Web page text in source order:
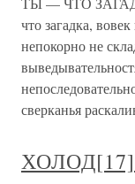
что загадка,
непокорно не
сверканья
ХОЛОД[17]